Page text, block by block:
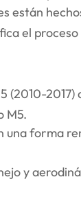
están
el proceso
(2010-
M5.
una forma
y